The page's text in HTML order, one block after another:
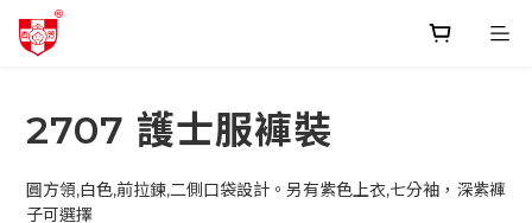
2707 護士服褲裝
圓方領,白色,前拉鍊,二側口袋設計。另有紫色上衣,七分袖，深紫褲
子可選擇